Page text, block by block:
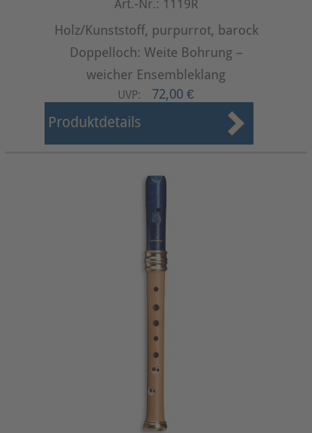
Art.-Nr.: 1119R
Holz/Kunststoff, purpurrot, barock
Doppelloch: Weite Bohrung –
weicher Ensembleklang
UVP: 72,00 €
Produktdetails